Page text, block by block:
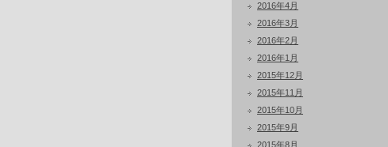
2016年4月
2016年3月
2016年2月
2016年1月
2015年12月
2015年11月
2015年10月
2015年9月
2015年8月